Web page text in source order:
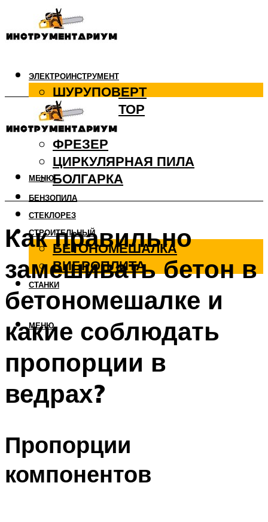
ЭЛЕКТРОИНСТРУМЕНТ
ШУРУПОВЕРТ
ПЕРФОРАТОР
ДРЕЛЬ
ФРЕЗЕР
ЦИРКУЛЯРНАЯ ПИЛА
БОЛГАРКА
БЕНЗОПИЛА
СТЕКЛОРЕЗ
СТРОИТЕЛЬНЫЙ
БЕТОНОМЕШАЛКА
ВИБРОПЛИТА
СТАНКИ
МЕНЮ
МЕНЮ
Как правильно
замешивать бетон в
бетономешалке и
какие соблюдать
пропорции в
ведрах?
Пропорции
компонентов